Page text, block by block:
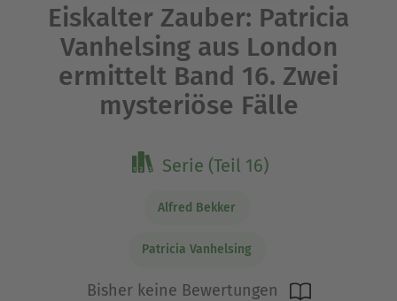
Eiskalter Zauber: Patricia
Vanhelsing aus London
ermittelt Band 16. Zwei
mysteriöse Fälle
Serie (Teil 16)
Alfred Bekker
Patricia Vanhelsing
Bisher keine Bewertungen